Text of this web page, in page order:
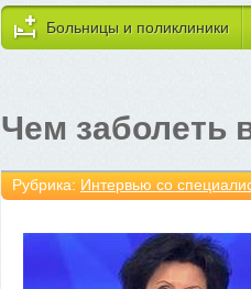
Больницы и поликлиники
Чем заболеть
Рубрика: Интервью со